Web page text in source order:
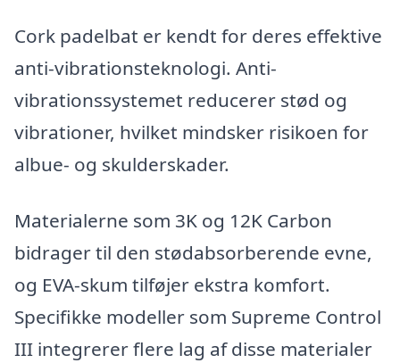
Cork padelbat er kendt for deres effektive
anti-vibrationsteknologi. Anti-
vibrationssystemet reducerer stød og
vibrationer, hvilket mindsker risikoen for
albue- og skulderskader.
Materialerne som 3K og 12K Carbon
bidrager til den stødabsorberende evne,
og EVA-skum tilføjer ekstra komfort.
Specifikke modeller som Supreme Control
III integrerer flere lag af disse materialer